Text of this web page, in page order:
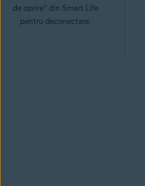
de oprire” din Smart Life
pentru deconectare.